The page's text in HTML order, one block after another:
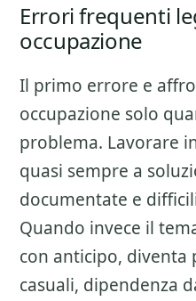
Errori frequenti
occupazione
Il primo errore e
occupazione solo
problema. Lavorare
quasi sempre a
documentate e
Quando invece il
con anticipo, diventa
casuali, dipendenza